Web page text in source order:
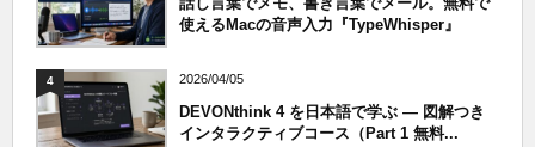
使えるMacの音声入力『TypeWhisper』
4 2026/04/05
DEVONthink 4 を日本語で学ぶ — 図解つき
インタラクティブコース（Part 1 無料...